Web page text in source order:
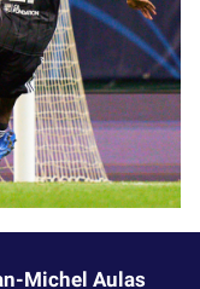
Michel Aulas